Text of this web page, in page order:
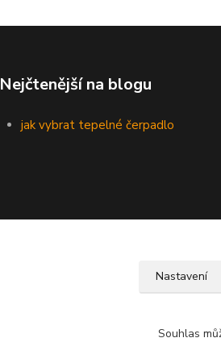
Nejčtenější na blogu
jak vybrat tepelné čerpadlo
Nastavení
Souhlas